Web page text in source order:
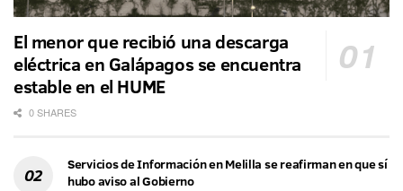
El menor que recibió una descarga
eléctrica en Galápagos se encuentra
estable en el HUME
0 SHARES
Servicios de Información en Melilla se reafirman en que sí
hubo aviso al Gobierno